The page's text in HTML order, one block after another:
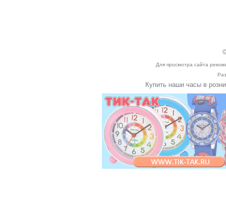
Для просмотра сайта
Купить наши часы в